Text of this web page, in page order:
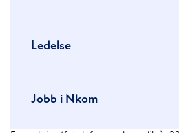
Ledelse
Jobb i Nkom